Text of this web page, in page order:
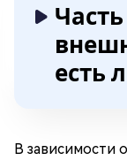
есть
В зависимости